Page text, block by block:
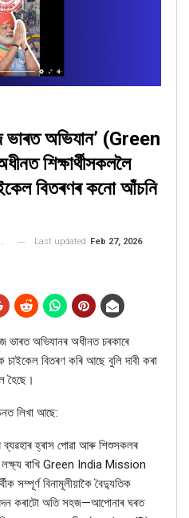
ভাৰত অভিযান’ (Green
শিক্ষাৰ্থীসকললৈ
বিতৰণৰ কনো আঁচনি
Last updated Feb 27, 2026
ভাৰত অভিযানৰ অধীনতচৰকাৰে
চাইকেল বিতৰণ কৰি আছে বুলি দাবী কৰা
হৈছে।
লিখা আছে:
হ্ৰাস পোৱা আৰু শিশুসকলৰ
ৰাখি Green India Mission
সম্পূৰ্ণ বিনামূলীয়াকৈ বৈদ্যুতিক
কৰাটো অতি সহজ—আপোনাৰ ঘৰত